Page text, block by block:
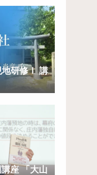
地研修Ⅰ 講
座 「大山